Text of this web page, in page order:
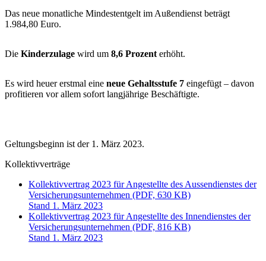
Das neue monatliche Mindestentgelt im Außendienst beträgt
1.984,80 Euro.
Die Kinderzulage wird um 8,6 Prozent erhöht.
Es wird heuer erstmal eine neue Gehaltsstufe 7 eingefügt – davon
profitieren vor allem sofort langjährige Beschäftigte.
Geltungsbeginn ist der 1. März 2023.
Kollektivverträge
Kollektivvertrag 2023 für Angestellte des Aussendienstes der
Versicherungsunternehmen (PDF, 630 KB)
Stand 1. März 2023
Kollektivvertrag 2023 für Angestellte des Innendienstes der
Versicherungsunternehmen (PDF, 816 KB)
Stand 1. März 2023